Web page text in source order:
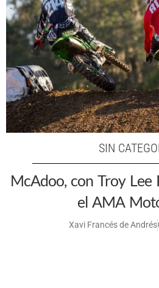
SIN
McAdoo, con Troy Lee
el AMA
Xavi Francés de Andrés